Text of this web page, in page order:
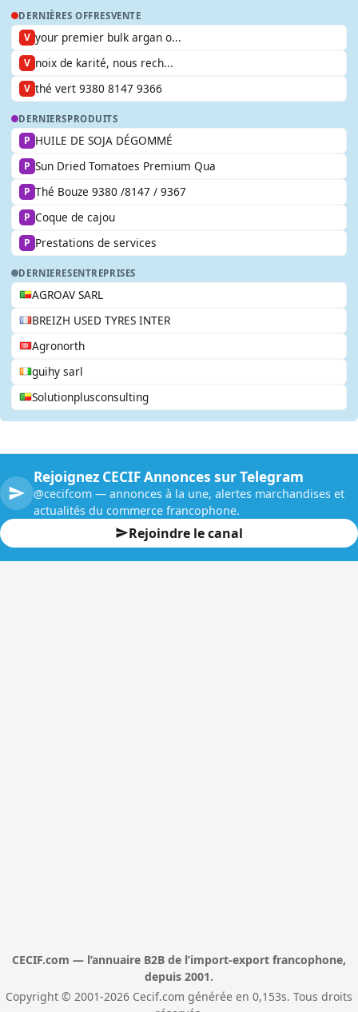
DERNIÈRES OFFRESVENTE
V your premier bulk argan o...
V noix de karité, nous rech...
V thé vert 9380 8147 9366
DERNIERSPRODUITS
P HUILE DE SOJA DÉGOMMÉ
P Sun Dried Tomatoes Premium Qua
P Thé Bouze 9380 /8147 / 9367
P Coque de cajou
P Prestations de services
DERNIERESENTREPRISES
AGROAV SARL
BREIZH USED TYRES INTER
Agronorth
guihy sarl
Solutionplusconsulting
Rejoignez CECIF Annonces sur Telegram
@cecifcom — annonces à la une, alertes marchandises et
actualités du commerce francophone.
Rejoindre le canal
CECIF.com — l’annuaire B2B de l’import-export francophone,
depuis 2001.
Copyright © 2001-2026 Cecif.com générée en 0,153s. Tous droits